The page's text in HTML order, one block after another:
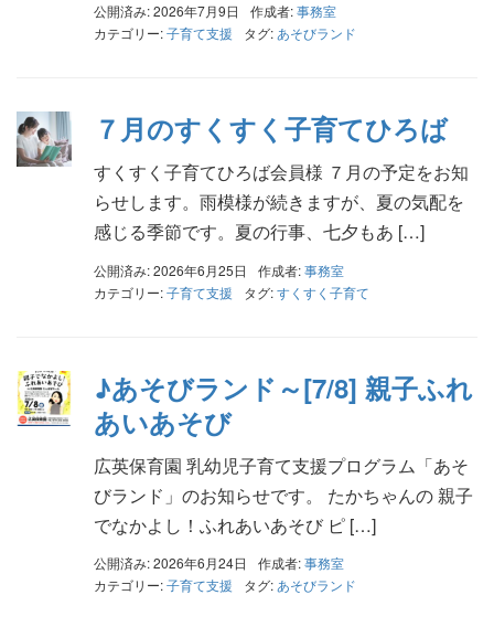
公開済み: 2026年7月9日 作成者:事務室
カテゴリー:子育て支援 タグ: あそびランド
７月のすくすく子育てひろば
すくすく子育てひろば会員様 ７月の予定をお知
らせします。雨模様が続きますが、夏の気配を
感じる季節です。夏の行事、七夕もあ […]
公開済み: 2026年6月25日 作成者:事務室
カテゴリー:子育て支援 タグ:すくすく子育て
♪あそびランド～[7/8] 親子ふれ
あいあそび
広英保育園 乳幼児子育て支援プログラム「あそ
びランド」のお知らせです。 たかちゃんの 親子
でなかよし！ふれあいあそび ピ […]
公開済み: 2026年6月24日 作成者:事務室
カテゴリー:子育て支援 タグ: あそびランド